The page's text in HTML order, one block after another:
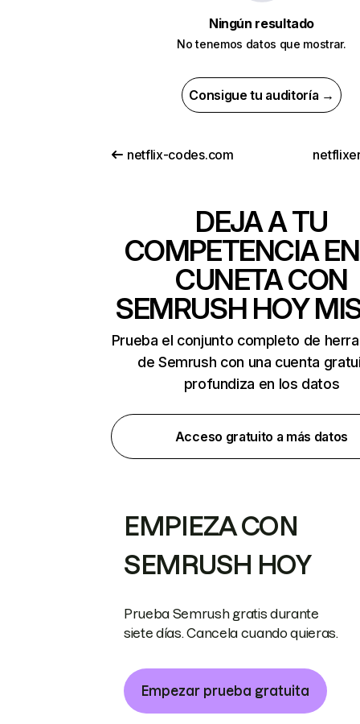
Ningún resultado
No tenemos datos que mostrar.
Consigue tu auditoría →
netflix-codes.com
DEJA A TU
COMPETENCIA
CUNETA CON
SEMRUSH HOY
Prueba el conjunto completo de
de Semrush con una cuenta
profundiza en los datos
Acceso gratuito a más datos
EMPIEZA CON
SEMRUSH HOY
Prueba Semrush gratis durante
siete días. Cancela cuando quieras.
Empezar prueba gratuita